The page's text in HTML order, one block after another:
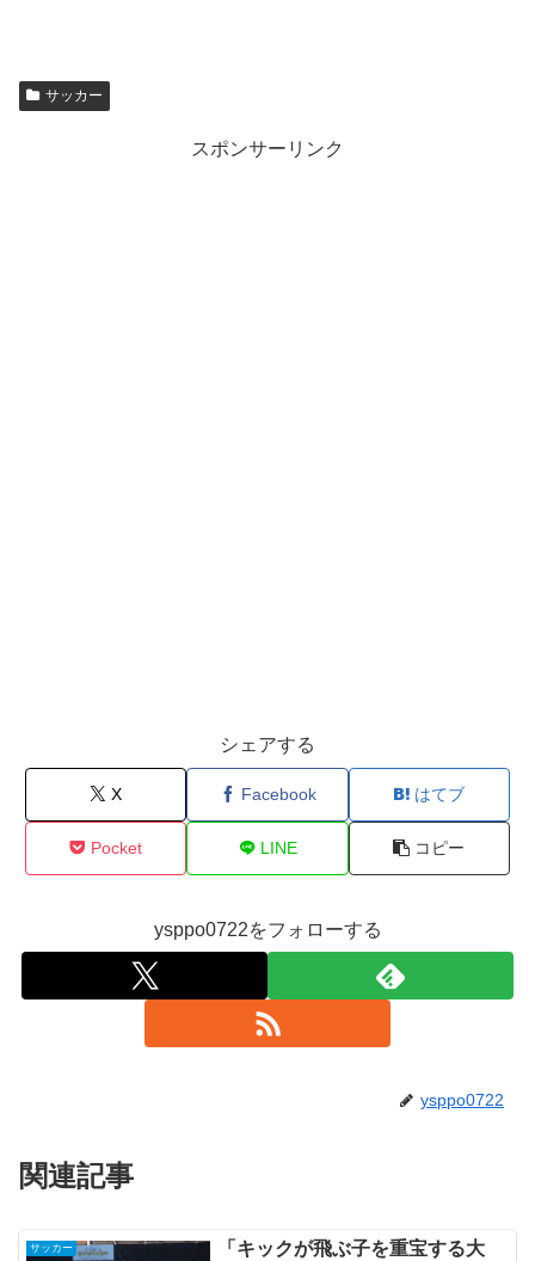
サッカー
スポンサーリンク
シェアする
X Facebook はてブ
Pocket LINE コピー
ysppo0722をフォローする
ysppo0722
関連記事
サッカー
「キックが飛ぶ子を重宝する大